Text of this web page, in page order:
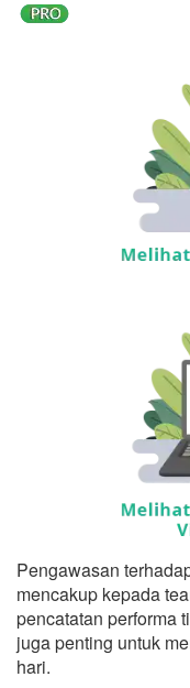
Pengawasan
mencakup kepada
pencatatan performa
juga penting untuk
hari.